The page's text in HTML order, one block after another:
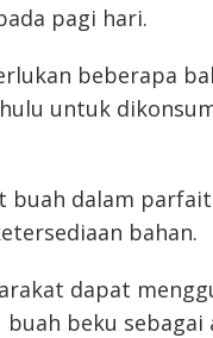
pagi hari.
beberapa
untuk
buah dalam
bahan.
dapat
buah beku